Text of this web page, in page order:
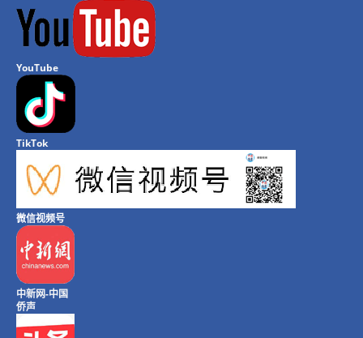
YouTube
TikTok
微信视频号
中新网-中国
侨声